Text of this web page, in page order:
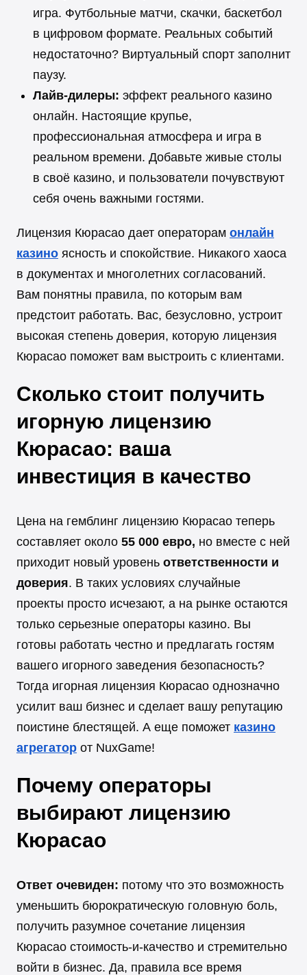
игра. Футбольные матчи, скачки, баскетбол
в цифровом формате. Реальных событий
недостаточно? Виртуальный спорт заполнит
паузу.
Лайв-дилеры: эффект реального казино
онлайн. Настоящие крупье,
профессиональная атмосфера и игра в
реальном времени. Добавьте живые столы
в своё казино, и пользователи почувствуют
себя очень важными гостями.
Лицензия Кюрасао дает операторам онлайн
казино ясность и спокойствие. Никакого хаоса
в документах и многолетних согласований.
Вам понятны правила, по которым вам
предстоит работать. Вас, безусловно, устроит
высокая степень доверия, которую лицензия
Кюрасао поможет вам выстроить с клиентами.
Сколько стоит получить
игорную лицензию
Кюрасао: ваша
инвестиция в качество
Цена на гемблинг лицензию Кюрасао теперь
составляет около 55 000 евро, но вместе с ней
приходит новый уровень ответственности и
доверия. В таких условиях случайные
проекты просто исчезают, а на рынке остаются
только серьезные операторы казино. Вы
готовы работать честно и предлагать гостям
вашего игорного заведения безопасность?
Тогда игорная лицензия Кюрасао однозначно
усилит ваш бизнес и сделает вашу репутацию
поистине блестящей. А еще поможет казино
агрегатор от NuxGame!
Почему операторы
выбирают лицензию
Кюрасао
Ответ очевиден: потому что это возможность
уменьшить бюрократическую головную боль,
получить разумное сочетание лицензия
Кюрасао стоимость-и-качество и стремительно
войти в бизнес. Да, правила все время